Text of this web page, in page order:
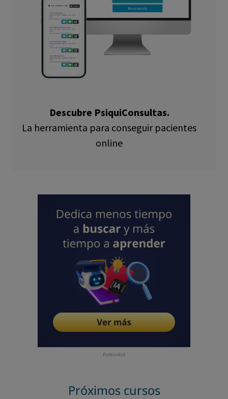
Descubre PsiquiConsultas.
La herramienta para conseguir pacientes
online
Publicidad
Próximos cursos